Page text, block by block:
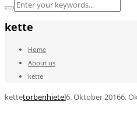
kette
Home
About us
kette
kettetorbenhietel6. Oktober 20166.